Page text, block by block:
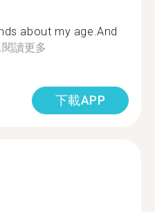
about my age.And
閱讀更多
下載APP